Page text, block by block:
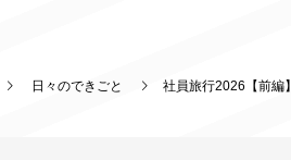
日々のできごと 社員旅行2026【前編】